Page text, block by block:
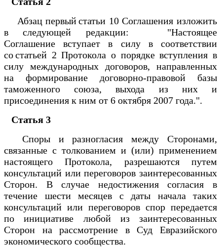
Абзац первый статьи 10 Соглашения изложить
в следующей редакции: "Настоящее
Соглашение вступает в силу в соответствии
со статьей 2 Протокола о порядке вступления в
силу международных договоров, направленных
на формирование договорно-правовой базы
таможенного союза, выхода из них и
присоединения к ним от 6 октября 2007 года.".
Статья 3
Споры и разногласия между Сторонами,
связанные с толкованием и (или) применением
настоящего Протокола, разрешаются путем
консультаций или переговоров заинтересованных
Сторон. В случае недостижения согласия в
течение шести месяцев с даты начала таких
консультаций или переговоров спор передается
по инициативе любой из заинтересованных
Сторон на рассмотрение в Суд Евразийского
экономического сообщества.